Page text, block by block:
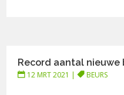
Record aantal nieuwe
12 MRT 2021 | BEURS